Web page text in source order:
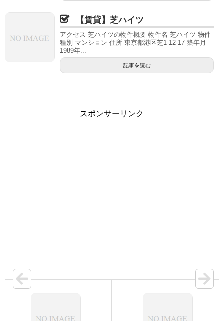
【賃貸】芝ハイツ
アクセス 芝ハイツの物件概要 物件名 芝ハイツ 物件
種別 マンション 住所 東京都港区芝1-12-17 築年月
1989年...
記事を読む
スポンサーリンク